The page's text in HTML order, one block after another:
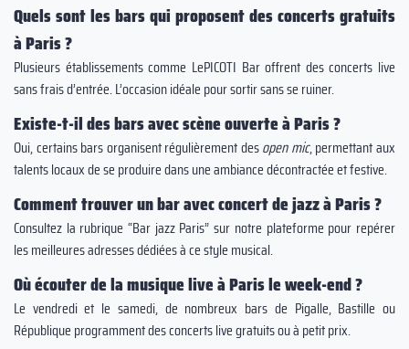
Quels sont les bars qui proposent des concerts gratuits
à Paris ?
Plusieurs établissements comme LePICOTI Bar offrent des concerts live
sans frais d’entrée. L’occasion idéale pour sortir sans se ruiner.
Existe-t-il des bars avec scène ouverte à Paris ?
Oui, certains bars organisent régulièrement desopen mic, permettant aux
talents locaux de se produire dans une ambiance décontractée et festive.
Comment trouver un bar avec concert de jazz à Paris ?
Consultez la rubrique “Bar jazz Paris” sur notre plateforme pour repérer
les meilleures adresses dédiées à ce style musical.
Où écouter de la musique live à Paris le week-end ?
Le vendredi et le samedi, de nombreux bars de Pigalle, Bastille ou
République programment des concerts live gratuits ou à petit prix.